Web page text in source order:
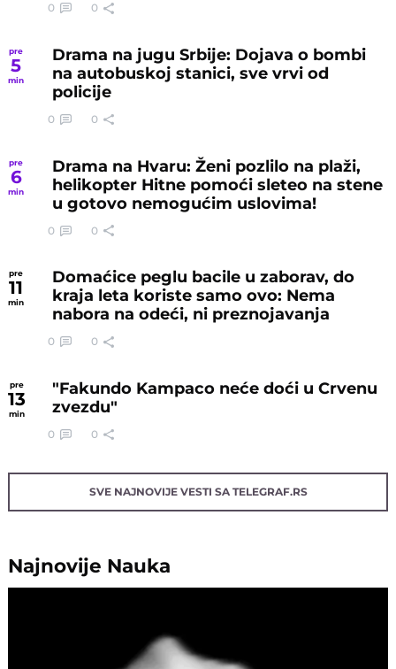
0 0
pre
5
min
Drama na jugu Srbije: Dojava o bombi
na autobuskoj stanici, sve vrvi od
policije
0 0
pre
6
min
Drama na Hvaru: Ženi pozlilo na plaži,
helikopter Hitne pomoći sleteo na stene
u gotovo nemogućim uslovima!
0 0
pre
11
min
Domaćice peglu bacile u zaborav, do
kraja leta koriste samo ovo: Nema
nabora na odeći, ni preznojavanja
0 0
pre
13
min
"Fakundo Kampaco neće doći u Crvenu
zvezdu"
0 0
SVE NAJNOVIJE VESTI SA TELEGRAF.RS
Najnovije Nauka